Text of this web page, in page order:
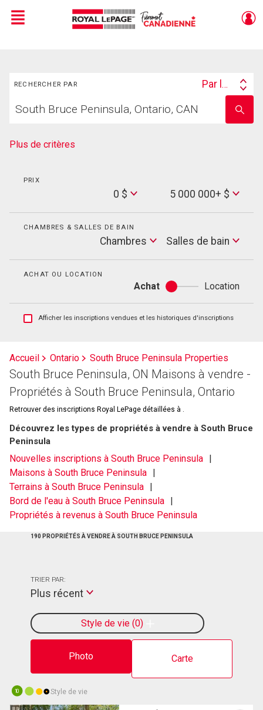
Live
En Direct
Menu
RECHERCHER PAR
Search
Par lieu
votre
nom
Plus de critères
PRIX
0 $
Max
Price
5 000 000+ $
CHAMBRES & SALLES DE BAIN
Chambres
Salles
de
Salles de bain
ACHAT OU LOCATION
Achat
Achat
ou
location
Location
Afficher
et
les
historiques
d'inscriptions
Afficher les inscriptions vendues et les historiques d'inscriptions
Accueil Ontario South Bruce Peninsula Properties
South Bruce Peninsula, ON Maisons à vendre -
Propriétés à South Bruce Peninsula, Ontario
Retrouver des inscriptions Royal LePage détaillées à .
Découvrez les types de propriétés à vendre à South Bruce
Peninsula
Nouvelles inscriptions à South Bruce Peninsula
Maisons à South Bruce Peninsula
Terrains à South Bruce Peninsula
Bord de l'eau à South Bruce Peninsula
Propriétés à revenus à South Bruce Peninsula
190 PROPRIÉTÉS À VENDRE À SOUTH BRUCE PENINSULA
Photo Carte
Style de vie 0
TRIER PAR:
Plus récent
10 Style de vie